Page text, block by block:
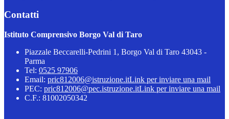
Contatti
Istituto Comprensivo Borgo Val di Taro
Piazzale Beccarelli-Pedrini 1, Borgo Val di Taro 43043 -
Parma
Tel: 0525 97906
Email: pric812006@istruzione.itLink per inviare una mail
PEC: pric812006@pec.istruzione.itLink per inviare una mail
C.F.: 81002050342